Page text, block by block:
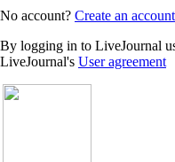
No account? Create an account
By logging in to LiveJournal
LiveJournal's User agreement